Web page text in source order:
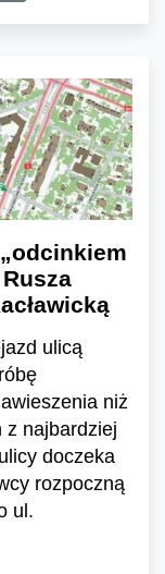
ulicą
niż
z najbardziej
doczeka
rozpoczną
ul.